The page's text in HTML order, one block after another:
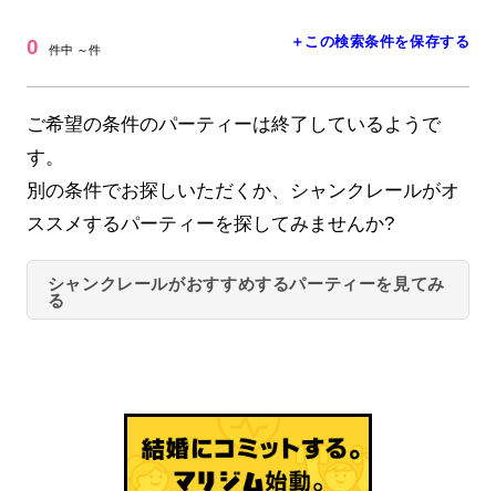
0 件中 ～件 ＋この検索条件を保存する
ご希望の条件のパーティーは終了しているようで
す。
別の条件でお探しいただくか、シャンクレールがオ
ススメするパーティーを探してみませんか?
シャンクレールがおすすめするパーティーを見てみ
る